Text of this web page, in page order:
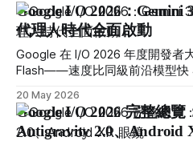
Google I/O 2026：Gemini
代理人時代全面啟動
Google 在 I/O 2026 年度開發者
Flash——速度比同級前沿模型快
20 May 2026
Google I/O 2026 完整總覽
Antigravity 2.0、Android